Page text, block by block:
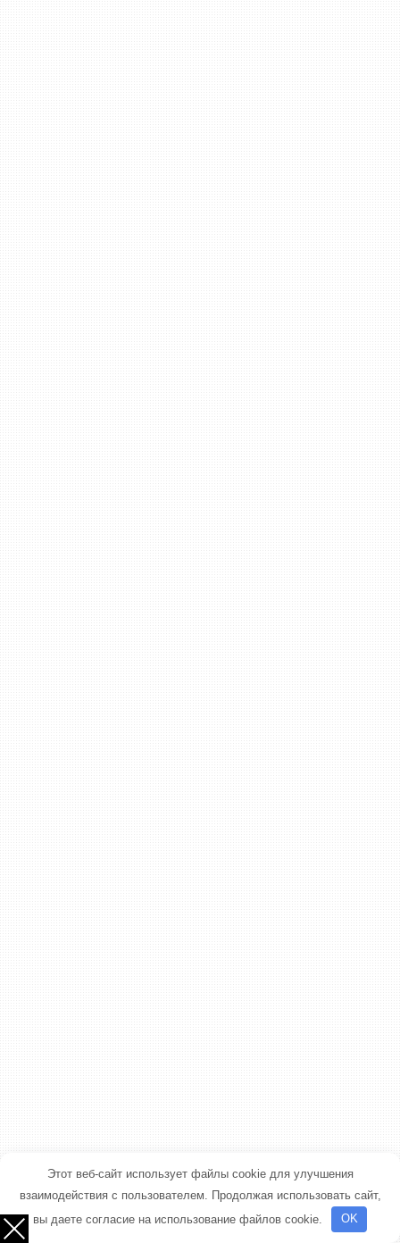
Этот веб-сайт использует файлы cookie для улучшения
взаимодействия с пользователем. Продолжая использовать сайт,
вы даете согласие на использование файлов cookie.
OK